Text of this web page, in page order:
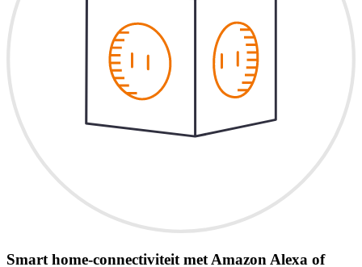
Smart home-connectiviteit met Amazon Alexa of